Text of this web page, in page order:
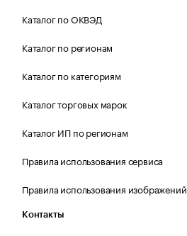
Каталог по ОКВЭД
Каталог по регионам
Каталог по категориям
Каталог торговых марок
Каталог ИП по регионам
Правила использования сервиса
Правила использования изображений
Контакты